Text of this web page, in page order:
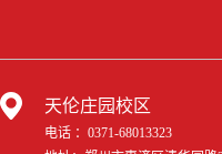
天伦庄园校区
电话 ：0371-68013323